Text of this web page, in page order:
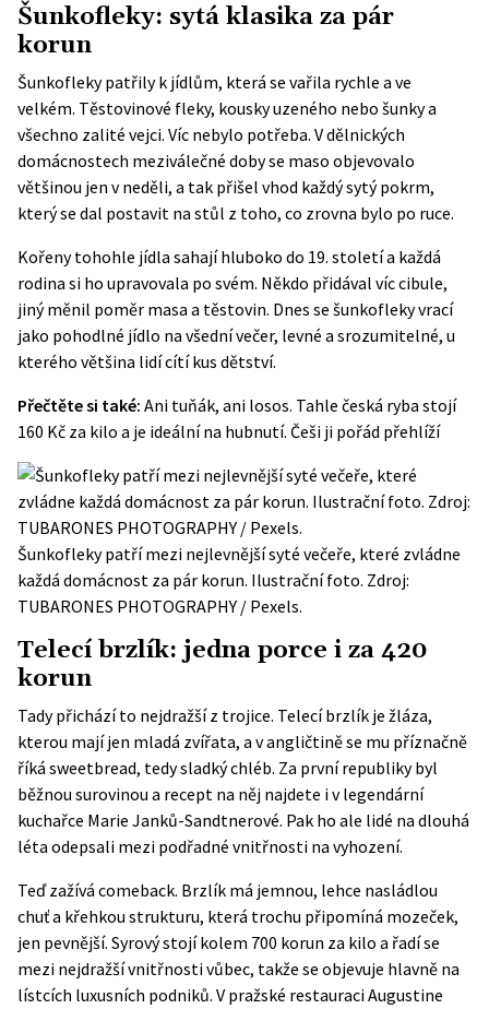
Šunkofleky: sytá klasika za pár
korun
Šunkofleky patřily k jídlům, která se vařila rychle a ve
velkém. Těstovinové fleky, kousky uzeného nebo šunky a
všechno zalité vejci. Víc nebylo potřeba. V dělnických
domácnostech meziválečné doby se maso objevovalo
většinou jen v neděli, a tak přišel vhod každý sytý pokrm,
který se dal postavit na stůl z toho, co zrovna bylo po ruce.
Kořeny tohohle jídla sahají hluboko do 19. století a každá
rodina si ho upravovala po svém. Někdo přidával víc cibule,
jiný měnil poměr masa a těstovin. Dnes se šunkofleky vrací
jako pohodlné jídlo na všední večer, levné a srozumitelné, u
kterého většina lidí cítí kus dětství.
Přečtěte si také: Ani tuňák, ani losos. Tahle česká ryba stojí
160 Kč za kilo a je ideální na hubnutí. Češi ji pořád přehlíží
Šunkofleky patří mezi nejlevnější syté večeře, které zvládne
každá domácnost za pár korun. Ilustrační foto. Zdroj:
TUBARONES PHOTOGRAPHY / Pexels.
Telecí brzlík: jedna porce i za 420
korun
Tady přichází to nejdražší z trojice. Telecí brzlík je žláza,
kterou mají jen mladá zvířata, a v angličtině se mu příznačně
říká sweetbread, tedy sladký chléb. Za první republiky byl
běžnou surovinou a recept na něj najdete i v legendární
kuchařce Marie Janků-Sandtnerové. Pak ho ale lidé na dlouhá
léta odepsali mezi podřadné vnitřnosti na vyhození.
Teď zažívá comeback. Brzlík má jemnou, lehce nasládlou
chuť a křehkou strukturu, která trochu připomíná mozeček,
jen pevnější. Syrový stojí kolem 700 korun za kilo a řadí se
mezi nejdražší vnitřnosti vůbec, takže se objevuje hlavně na
lístcích luxusních podniků. V pražské restauraci Augustine